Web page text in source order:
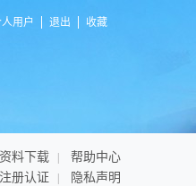
用户 退出 收藏
资料下载
帮助中心
注册认证 隐私声明